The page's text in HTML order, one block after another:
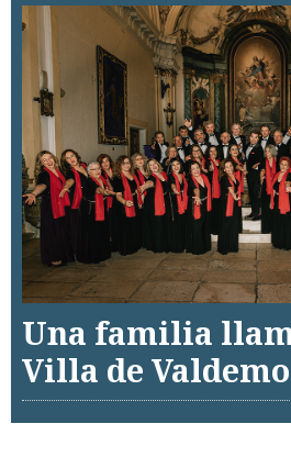
Una familia
Villa de